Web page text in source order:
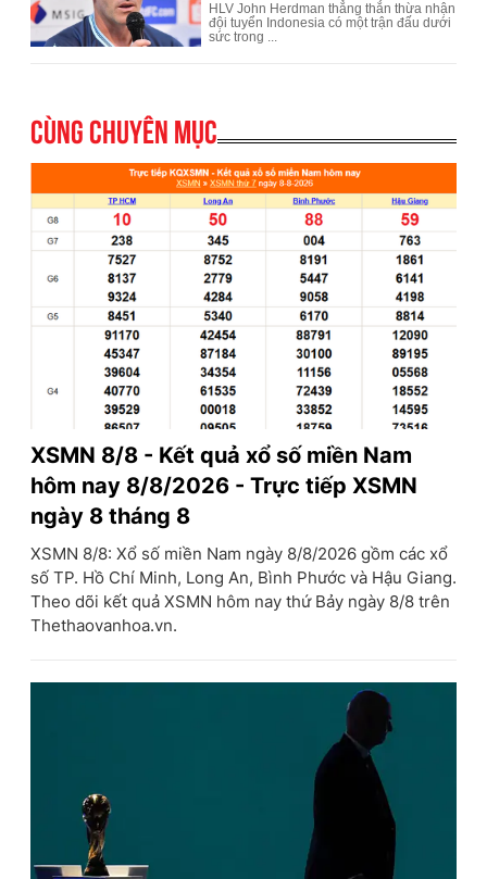
Cùng chuyên mục
XSMN 8/8 - Kết quả xổ số miền Nam
hôm nay 8/8/2026 - Trực tiếp XSMN
ngày 8 tháng 8
XSMN 8/8: Xổ số miền Nam ngày 8/8/2026 gồm các xổ
số TP. Hồ Chí Minh, Long An, Bình Phước và Hậu Giang.
Theo dõi kết quả XSMN hôm nay thứ Bảy ngày 8/8 trên
Thethaovanhoa.vn.